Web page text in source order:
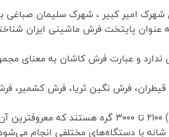
عنوان پایتخت فرش ماشینی ایران
و عبارت فرش کاشان به معنای
فرش نگین ثریا، فرش کشمیر،